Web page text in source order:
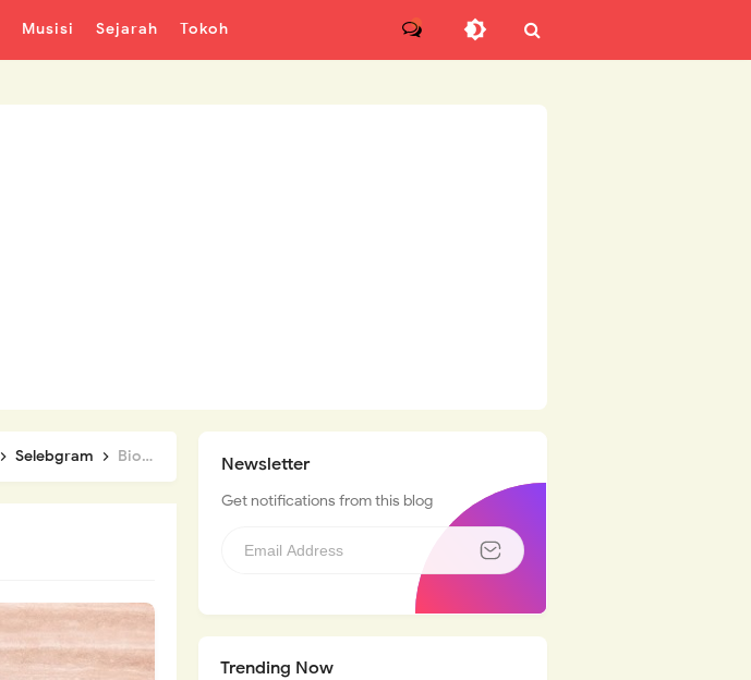
Musisi Sejarah Tokoh
Selebgram Biodata dan Profil Steffi Zamora Newsletter
Get notifications from this blog
Trending Now